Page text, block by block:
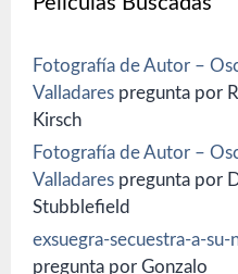
Fotografía de Autor –
Valladares pregunta por
Kirsch
Fotografía de Autor –
Valladares pregunta por
Stubblefield
exsuegra-secuestra-a-su-
pregunta por Gonzalo